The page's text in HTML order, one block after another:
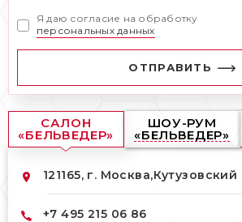
Я даю согласие на обработку
персональных данных
ОТПРАВИТЬ
САЛОН
«БЕЛЬВЕДЕР»
ШОУ-РУМ
«БЕЛЬВЕДЕР»
121165, г. Москва,Кутузовский
+7 495 215 06 86